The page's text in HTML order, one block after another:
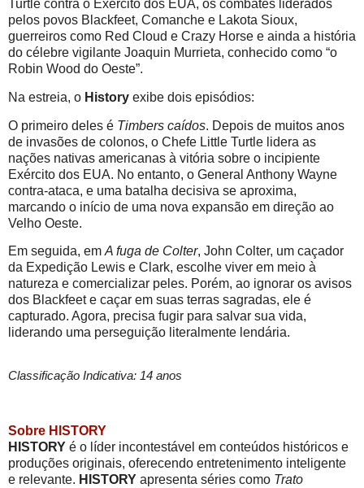
Turtle contra o Exército dos EUA, os combates liderados
pelos povos Blackfeet, Comanche e Lakota Sioux,
guerreiros como Red Cloud e Crazy Horse e ainda a história
do célebre vigilante Joaquin Murrieta, conhecido como “o
Robin Wood do Oeste”.
Na estreia, o History exibe dois episódios:
O primeiro deles é Timbers caídos. Depois de muitos anos
de invasões de colonos, o Chefe Little Turtle lidera as
nações nativas americanas à vitória sobre o incipiente
Exército dos EUA. No entanto, o General Anthony Wayne
contra-ataca, e uma batalha decisiva se aproxima,
marcando o início de uma nova expansão em direção ao
Velho Oeste.
Em seguida, em A fuga de Colter, John Colter, um caçador
da Expedição Lewis e Clark, escolhe viver em meio à
natureza e comercializar peles. Porém, ao ignorar os avisos
dos Blackfeet e caçar em suas terras sagradas, ele é
capturado. Agora, precisa fugir para salvar sua vida,
liderando uma perseguição literalmente lendária.
Classificação Indicativa: 14 anos
Sobre HISTORY
HISTORY é o líder incontestável em conteúdos históricos e
produções originais, oferecendo entretenimento inteligente
e relevante. HISTORY apresenta séries como Trato